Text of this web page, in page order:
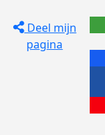
Deel mijn
pagina